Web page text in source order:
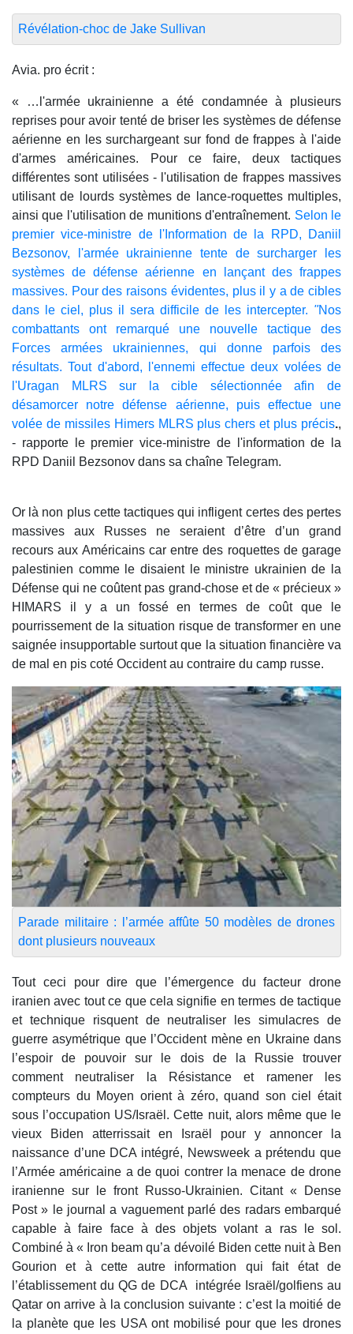
Révélation-choc de Jake Sullivan
Avia. pro écrit :
« …l'armée ukrainienne a été condamnée à plusieurs
reprises pour avoir tenté de briser les systèmes de défense
aérienne en les surchargeant sur fond de frappes à l'aide
d'armes américaines. Pour ce faire, deux tactiques
différentes sont utilisées - l'utilisation de frappes massives
utilisant de lourds systèmes de lance-roquettes multiples,
ainsi que l'utilisation de munitions d'entraînement. Selon le
premier vice-ministre de l'Information de la RPD, Daniil
Bezsonov, l'armée ukrainienne tente de surcharger les
systèmes de défense aérienne en lançant des frappes
massives. Pour des raisons évidentes, plus il y a de cibles
dans le ciel, plus il sera difficile de les intercepter. "Nos
combattants ont remarqué une nouvelle tactique des
Forces armées ukrainiennes, qui donne parfois des
résultats. Tout d'abord, l'ennemi effectue deux volées de
l'Uragan MLRS sur la cible sélectionnée afin de
désamorcer notre défense aérienne, puis effectue une
volée de missiles Himers MLRS plus chers et plus précis.,
- rapporte le premier vice-ministre de l'information de la
RPD Daniil Bezsonov dans sa chaîne Telegram.
Or là non plus cette tactiques qui infligent certes des pertes
massives aux Russes ne seraient d’être d’un grand
recours aux Américains car entre des roquettes de garage
palestinien comme le disaient le ministre ukrainien de la
Défense qui ne coûtent pas grand-chose et de « précieux »
HIMARS il y a un fossé en termes de coût que le
pourrissement de la situation risque de transformer en une
saignée insupportable surtout que la situation financière va
de mal en pis coté Occident au contraire du camp russe.
Parade militaire : l’armée affûte 50 modèles de drones
dont plusieurs nouveaux
Tout ceci pour dire que l’émergence du facteur drone
iranien avec tout ce que cela signifie en termes de tactique
et technique risquent de neutraliser les simulacres de
guerre asymétrique que l’Occident mène en Ukraine dans
l’espoir de pouvoir sur le dois de la Russie trouver
comment neutraliser la Résistance et ramener les
compteurs du Moyen orient à zéro, quand son ciel était
sous l’occupation US/Israël. Cette nuit, alors même que le
vieux Biden atterrissait en Israël pour y annoncer la
naissance d’une DCA intégré, Newsweek a prétendu que
l’Armée américaine a de quoi contrer la menace de drone
iranienne sur le front Russo-Ukrainien. Citant « Dense
Post » le journal a vaguement parlé des radars embarqué
capable à faire face à des objets volant a ras le sol.
Combiné à « Iron beam qu’a dévoilé Biden cette nuit à Ben
Gourion et à cette autre information qui fait état de
l’établissement du QG de DCA intégrée Israël/golfiens au
Qatar on arrive à la conclusion suivante : c’est la moitié de
la planète que les USA ont mobilisé pour que les drones